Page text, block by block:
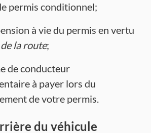
permis conditionnel;
à vie du permis en vertu
la route;
de conducteur
à payer lors du
de votre permis.
du véhicule